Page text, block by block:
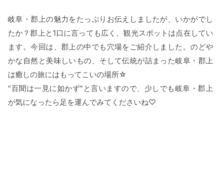
岐阜・郡上の魅力をたっぷりお伝えしましたが、いかがでし
たか？郡上と1口に言っても広く、観光スポットは点在してい
ます。今回は、郡上の中でも穴場をご紹介しました。のどや
かな自然と美味しいもの、そして伝統が詰まった岐阜・郡上
は癒しの旅にはもってこいの場所☆
"百聞は一見に如かず"と言いますので、少しでも岐阜・郡上
が気になったら足を運んでみてくださいね♡